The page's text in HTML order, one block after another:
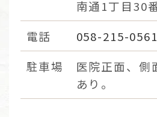
南通1丁目30
電話
058-215-0561
駐車場
医院正面、側
あり。